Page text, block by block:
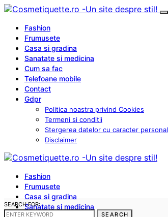
Fashion
Frumusete
Casa si gradina
Sanatate si medicina
Cum sa fac
Telefoane mobile
Contact
Gdpr
Politica noastra privind Cookies
Termeni si conditii
Stergerea datelor cu caracter personal
Disclaimer
Fashion
Frumusete
Casa si gradina
Sanatate si medicina
SEARCH FOR:
SEARCH